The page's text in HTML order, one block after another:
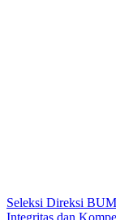
Seleksi Direksi